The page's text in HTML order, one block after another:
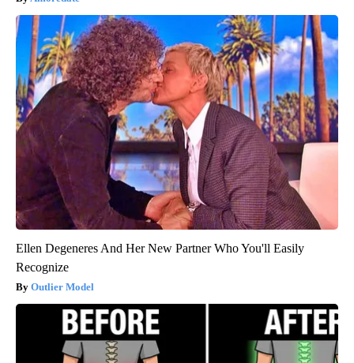
Ellen Degeneres And Her New Partner Who You'll Easily
Recognize
Outlier Model